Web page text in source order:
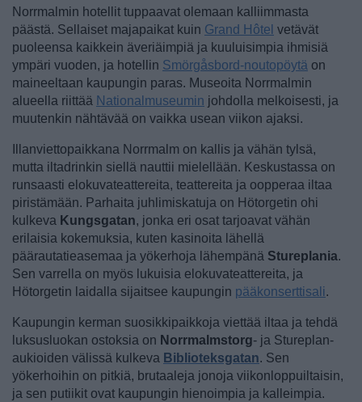
Norrmalmin hotellit tuppaavat olemaan kalliimmasta
päästä. Sellaiset majapaikat kuin Grand Hôtel vetävät
puoleensa kaikkein äveriäimpiä ja kuuluisimpia ihmisiä
ympäri vuoden, ja hotellin Smörgåsbord-noutopöytä on
maineeltaan kaupungin paras. Museoita Norrmalmin
alueella riittää Nationalmuseumin johdolla melkoisesti, ja
muutenkin nähtävää on vaikka usean viikon ajaksi.
Illanviettopaikkana Norrmalm on kallis ja vähän tylsä,
mutta iltadrinkin siellä nauttii mielellään. Keskustassa on
runsaasti elokuvateattereita, teattereita ja oopperaa iltaa
piristämään. Parhaita juhlimiskatuja on Hötorgetin ohi
kulkeva Kungsgatan, jonka eri osat tarjoavat vähän
erilaisia kokemuksia, kuten kasinoita lähellä
päärautatieasemaa ja yökerhoja lähempänä Stureplania.
Sen varrella on myös lukuisia elokuvateattereita, ja
Hötorgetin laidalla sijaitsee kaupungin pääkonserttisali.
Kaupungin kerman suosikkipaikkoja viettää iltaa ja tehdä
luksusluokan ostoksia on Norrmalmstorg- ja Stureplan-
aukioiden välissä kulkeva Biblioteksgatan. Sen
yökerhoihin on pitkiä, brutaaleja jonoja viikonloppuiltaisin,
ja sen putiikit ovat kaupungin hienoimpia ja kalleimpia.